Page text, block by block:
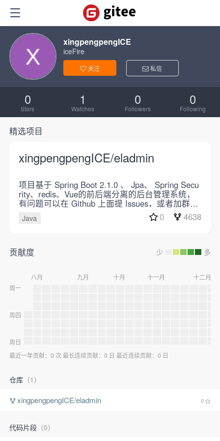
xingpengpengICE
iceFire
关注 私信
0
Stars
1
Watches
0
Followers
0
Following
精选项目
xingpengpengICE/eladmin
项目基于 Spring Boot 2.1.0 、 Jpa、 Spring Secu
rity、redis、Vue的前后端分离的后台管理系统，
有问题可以在 Github 上面提 Issues，或者加群反
馈！！
Java 0 4638
贡献度 少 多
周一
周四
周日
八月 九月 十月 十一月 十二月
最近一年贡献：0 次 最长连续贡献：0 日 最近连续贡献：0 日
仓库 （1）
xingpengpengICE/eladmin 0
代码片段 （0）